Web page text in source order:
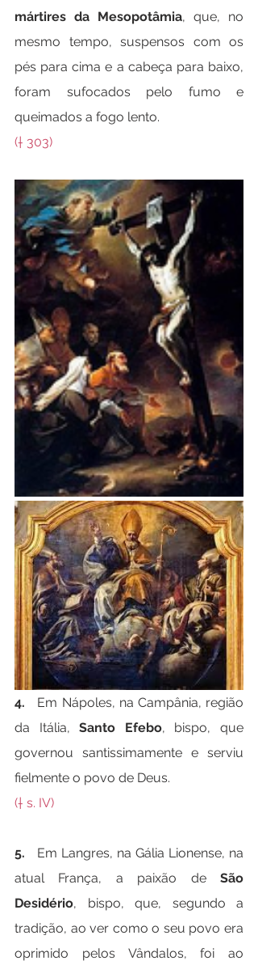
mártires da Mesopotâmia, que, no
mesmo tempo, suspensos com os
pés para cima e a cabeça para baixo,
foram sufocados pelo fumo e
queimados a fogo lento.
(† 303)
4. Em Nápoles, na Campânia, região
da Itália, Santo Efebo, bispo, que
governou santissimamente e serviu
fielmente o povo de Deus.
(† s. IV)
5. Em Langres, na Gália Lionense, na
atual França, a paixão de São
Desidério, bispo, que, segundo a
tradição, ao ver como o seu povo era
oprimido pelos Vândalos, foi ao